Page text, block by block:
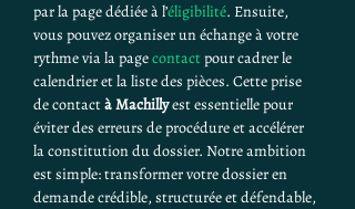
par la page dédiée à l’éligibilité. Ensuite,
vous pouvez organiser un échange à votre
rythme via la page contact pour cadrer le
calendrier et la liste des pièces. Cette prise
de contact à Machilly est essentielle pour
éviter des erreurs de procédure et accélérer
la constitution du dossier. Notre ambition
est simple: transformer votre dossier en
demande crédible, structurée et défendable,